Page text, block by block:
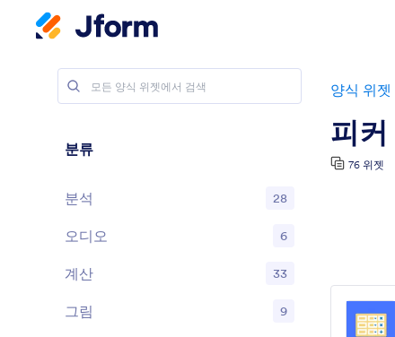
양식 위젯
피커
76 위젯
분류
분석 28
오디오 6
계산 33
그림 9